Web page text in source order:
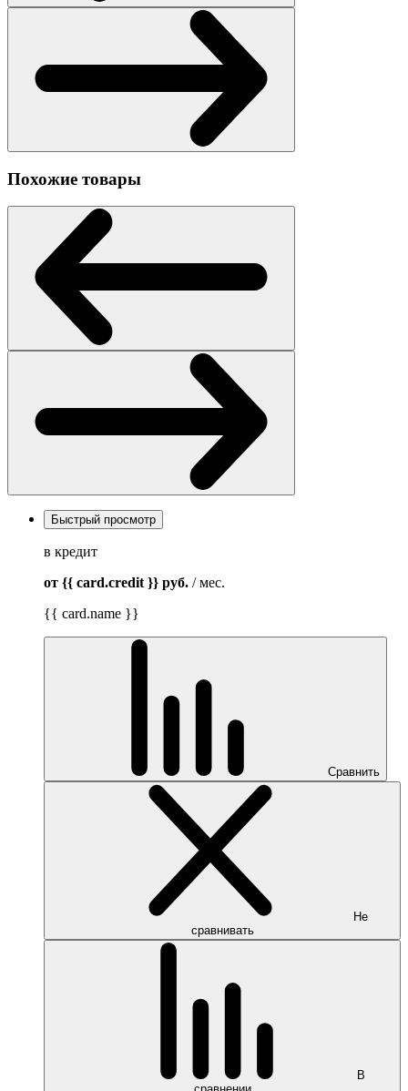
Похожие товары
Быстрый просмотр
в кредит
от {{ card.credit }} руб. / мес.
{{ card.name }}
Сравнить
Не
сравнивать
В